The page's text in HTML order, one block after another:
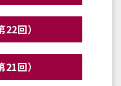
回）
回）